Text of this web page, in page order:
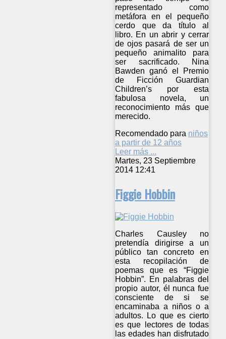
representado como
metáfora en el pequeño
cerdo que da título al
libro. En un abrir y cerrar
de ojos pasará de ser un
pequeño animalito para
ser sacrificado. Nina
Bawden ganó el Premio
de Ficción Guardian
Children’s por esta
fabulosa novela, un
reconocimiento más que
merecido.
Recomendado para niños
a partir de 12 años
Leer más ...
Martes, 23 Septiembre
2014 12:41
Figgie Hobbin
Charles Causley no
pretendía dirigirse a un
público tan concreto en
esta recopilación de
poemas que es “Figgie
Hobbin”. En palabras del
propio autor, él nunca fue
consciente de si se
encaminaba a niños o a
adultos. Lo que es cierto
es que lectores de todas
las edades han disfrutado